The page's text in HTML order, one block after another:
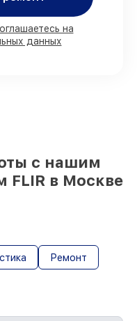
– с учётом любых
на
данных
с нашим
FLIR в Москве
Ремонт